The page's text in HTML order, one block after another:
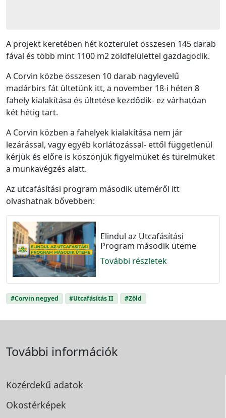
A projekt keretében hét közterület összesen 145 darab
fával és több mint 1100 m2 zöldfelülettel gazdagodik.
A Corvin közbe összesen 10 darab nagylevelű
madárbirs fát ültetünk itt, a november 18-i héten 8
fahely kialakítása és ültetése kezdődik- ez várhatóan
két hétig tart.
A Corvin közben a fahelyek kialakítása nem jár
lezárással, vagy egyéb korlátozással- ettől függetlenül
kérjük és előre is köszönjük figyelmüket és türelmüket
a munkavégzés alatt.
Az utcafásítási program második üteméről itt
olvashatnak bővebben:
Elindul az Utcafásítási
Program második üteme
További részletek
#Corvin negyed #Utcafásítás II #Zöld
További információk
Közérdekű adatok
Okostérképek